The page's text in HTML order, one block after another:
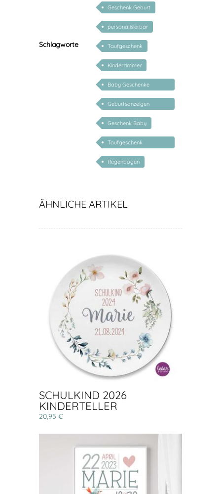
Schlagworte
Geschenk Geburt
personalisierbar
Taufgeschenk
Kinderzimmer
Baby Geschenke
personalisierbar
Geburtsanzeigen
Kunstdrucke
personalisiert
Geschenk Baby
Taufgeschenk
personalisiert
Regenbogen
ÄHNLICHE ARTIKEL
SCHULKIND 2026
KINDERTELLER
20,95 €